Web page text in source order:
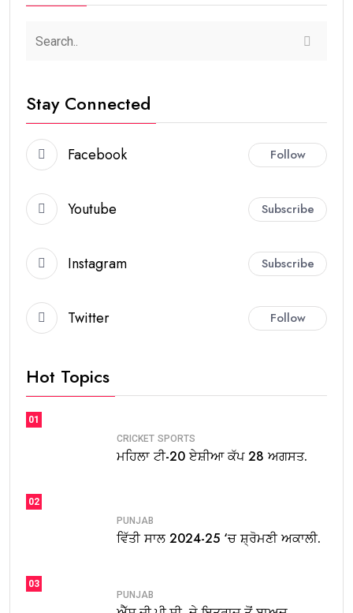
Stay Connected
Facebook Follow
Youtube Subscribe
Instagram Subscribe
Twitter Follow
Hot Topics
01
CRICKET SPORTS
ਮਹਿਲਾ ਟੀ-20 ਏਸ਼ੀਆ ਕੱਪ 28 ਅਗਸਤ.
02
PUNJAB
ਵਿੱਤੀ ਸਾਲ 2024-25 ‘ਚ ਸ਼੍ਰੋਮਣੀ ਅਕਾਲੀ.
03
PUNJAB